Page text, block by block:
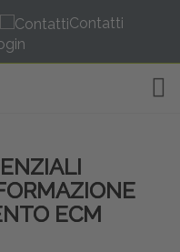
Contatti
ECM